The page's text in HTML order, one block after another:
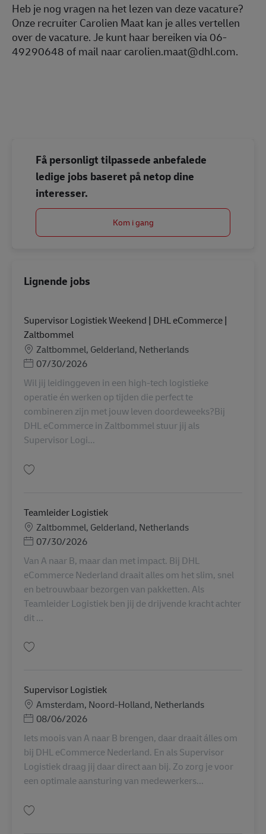
Heb je nog vragen na het lezen van deze vacature?
Onze recruiter Carolien Maat kan je alles vertellen
over de vacature. Je kunt haar bereiken via 06-
49290648 of mail naar carolien.maat@dhl.com.
Få personligt tilpassede anbefalede
ledige jobs baseret på netop dine
interesser.
Kom i gang
Lignende jobs
Supervisor Logistiek Weekend | DHL eCommerce |
Zaltbommel
Lokation
Zaltbommel, Gelderland, Netherlands
Posted Date
07/30/2026
Wil jij leidinggeven in een high-tech logistieke
operatie én werken op tijden die perfect te
combineren zijn met jouw leven doordeweeks?Bij
DHL eCommerce in Zaltbommel stuur jij als
Supervisor Logi...
Teamleider Logistiek
Lokation
Zaltbommel, Gelderland, Netherlands
Posted Date
07/30/2026
Van A naar B, maar dan met impact. Bij DHL
eCommerce Nederland draait alles om het slim, snel
en betrouwbaar bezorgen van pakketten. Als
Teamleider Logistiek ben jij de drijvende kracht achter
dit ...
Supervisor Logistiek
Lokation
Amsterdam, Noord-Holland, Netherlands
Posted Date
08/06/2026
Iets moois van A naar B brengen, daar draait álles om
bij DHL eCommerce Nederland. En als Supervisor
Logistiek draag jij daar direct aan bij. Zo zorg je voor
een optimale aansturing van medewerkers...